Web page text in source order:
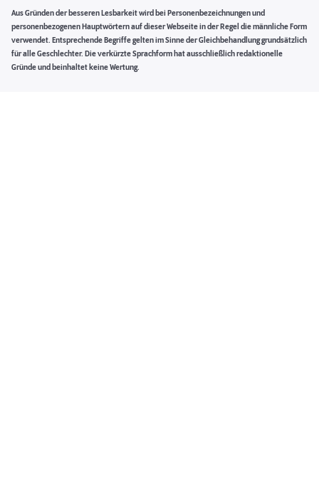
Aus Gründen der besseren Lesbarkeit wird bei Personenbezeichnungen und
personenbezogenen Hauptwörtern auf dieser Webseite in der Regel die männliche Form
verwendet. Entsprechende Begriffe gelten im Sinne der Gleichbehandlung grundsätzlich
für alle Geschlechter. Die verkürzte Sprachform hat ausschließlich redaktionelle
Gründe und beinhaltet keine Wertung.